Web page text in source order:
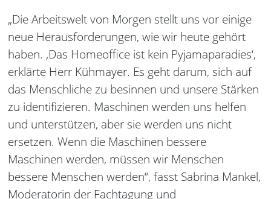
„Die Arbeitswelt von Morgen stellt uns vor einige
neue Herausforderungen, wie wir heute gehört
haben. ‚Das Homeoffice ist kein Pyjamaparadies‘,
erklärte Herr Kühmayer. Es geht darum, sich auf
das Menschliche zu besinnen und unsere Stärken
zu identifizieren. Maschinen werden uns helfen
und unterstützen, aber sie werden uns nicht
ersetzen. Wenn die Maschinen bessere
Maschinen werden, müssen wir Menschen
bessere Menschen werden“, fasst Sabrina Mankel,
Moderatorin der Fachtagung und